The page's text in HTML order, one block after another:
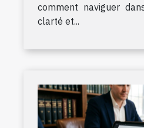
comment naviguer
clarté et...